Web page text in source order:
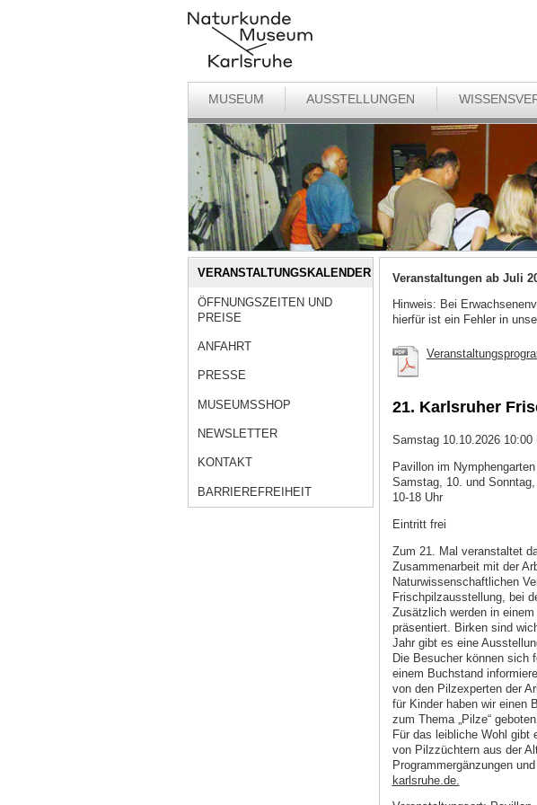
MUSEUM AUSSTELLUNGEN
VERANSTALTUNGSKALENDER
ÖFFNUNGSZEITEN UND
PREISE
ANFAHRT
PRESSE
MUSEUMSSHOP
NEWSLETTER
KONTAKT
BARRIEREFREIHEIT
Veranstaltungen ab Juli
Hinweis: Bei
hierfür ist ein Fehler in
21. Karlsruher
Samstag 10.10.2026
Pavillon im Nymphengarten
Samstag, 10. und Sonntag,
10-18 Uhr
Eintritt frei
Zum 21. Mal veranstaltet
Zusammenarbeit mit der
Naturwissenschaftlichen
Frischpilzausstellung, bei
Zusätzlich werden in
präsentiert. Birken sind
Jahr gibt es eine
Die Besucher können sich
einem Buchstand
von den Pilzexperten der
für Kinder haben wir einen
zum Thema „Pilze“ geboten.
Für das leibliche Wohl gibt
von Pilzzüchtern aus der
Programmergänzungen
karlsruhe.de.